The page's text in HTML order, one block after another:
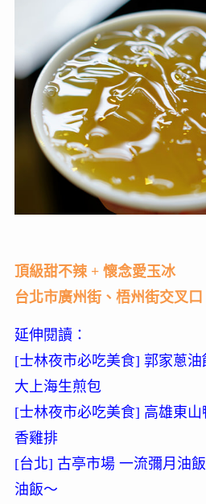
頂級甜不辣 + 懷念愛玉冰
台北市廣州街、梧州街交叉口
延伸閱讀：
[士林夜市必吃美食] 郭家蔥
大上海生煎包
[士林夜市必吃美食] 高雄東
香雞排
[台北] 古亭市場 一流彌月油
油飯～